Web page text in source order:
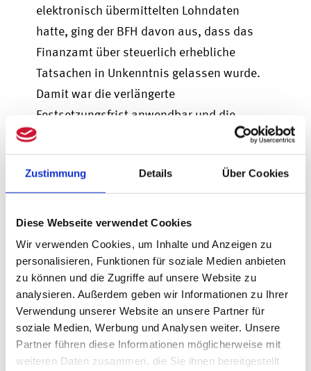
Zustimmung Details Über Cookies
Diese Webseite verwendet Cookies
Wir verwenden Cookies, um Inhalte und Anzeigen zu
personalisieren, Funktionen für soziale Medien anbieten
zu können und die Zugriffe auf unsere Website zu
analysieren. Außerdem geben wir Informationen zu Ihrer
Verwendung unserer Website an unsere Partner für
soziale Medien, Werbung und Analysen weiter. Unsere
Partner führen diese Informationen möglicherweise mit
weiteren Daten zusammen, die Sie ihnen bereitgestellt
elektronisch übermittelten Lohndaten
hatte, ging der BFH davon aus, dass das
Finanzamt über steuerlich erhebliche
Tatsachen in Unkenntnis gelassen wurde.
Damit war die verlängerte
Festsetzungsfrist anwendbar und die
nachträgliche Steuerfestsetzung noch
möglich.
Warum das Urteil für die
Praxis wichtig ist
Die Entscheidung hat Bedeutung weit über
den konkreten Einzelfall hinaus.
Besonders relevant ist sie für
Selbstanzeigen im Steuerstrafrecht.
Eine strafbefreiende Selbstanzeige bei